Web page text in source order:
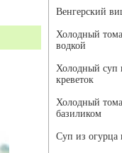
Венгерский
Холодный
водкой
Холодный суп
креветок
Холодный
базиликом
Суп из огурца